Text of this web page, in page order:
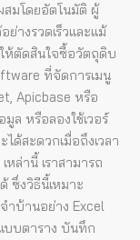
มโดยอัตโนมัติ ผู้
างรวดเร็วและแม้
ห้ตัดสินใจซื้อวัตถุดิบ
ที่จัดการเมนู
Apicbase หรือ
ล หรือลองใช้เวอร์
ด้สะดวกเมื่อถึงเวลา
หล่านี้ เราสามารถ
ซึ่งวิธีนี้เหมาะ
ำบ้านอย่าง Excel
บบตาราง บันทึก